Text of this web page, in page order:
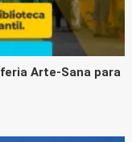
Arte-Sana para